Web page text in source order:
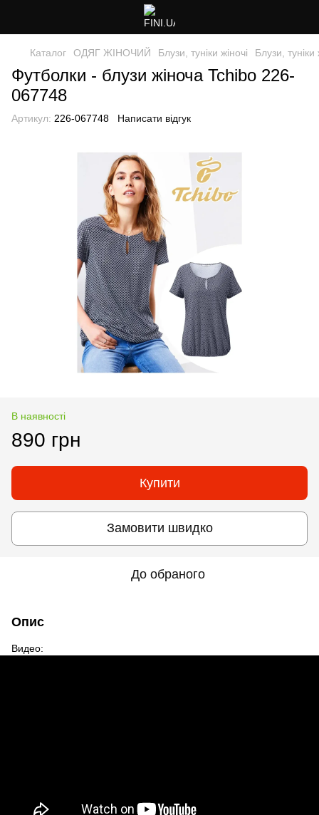
Каталог ОДЯГ ЖІНОЧИЙ Блузи, туніки жіночі Блузи, туніки
Футболки - блузи жіноча Tchibo 226-
067748
Артикул: 226-067748 Написати відгук
В наявності
890 грн
Купити
Замовити швидко
До обраного
Опис
Видео: